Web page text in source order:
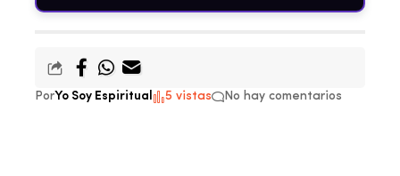
PorYo Soy Espiritual 5 vistas No hay comentarios